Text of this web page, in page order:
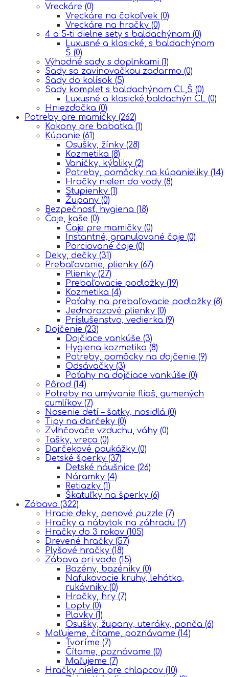
Vreckáre (0)
Vreckáre na čokoľvek (0)
Vreckáre na hračky (0)
4 a 5-ti dielne sety s baldachýnom (0)
Luxusné a klasické, s baldachýnom
Š (0)
Výhodné sady s doplnkami (1)
Sady sa zavinovačkou zadarmo (0)
Sady do kolísok (5)
Sady komplet s baldachýnom CL,Š (0)
Luxusné a klasické,baldachýn CL (0)
Hniezdočka (0)
Potreby pre mamičky (262)
Kokony pre babatka (1)
Kúpanie (61)
Osušky, žínky (28)
Kozmetika (8)
Vaničky, kýbliky (2)
Potreby, pomôcky na kúpanieliky (14)
Hračky nielen do vody (8)
Stupienky (1)
Župany (0)
Bezpečnosť, hygiena (18)
Čaje, kaše (0)
Čaje pre mamičky (0)
Instantné, granulované čaje (0)
Porciované čaje (0)
Deky, dečky (31)
Prebaľovanie, plienky (67)
Plienky (27)
Prebaľovacie podložky (19)
Kozmetika (4)
Poťahy na prebaľovacie podložky (8)
Jednorazové plienky (0)
Príslušenstvo, vedierka (9)
Dojčenie (23)
Dojčiace vankúše (3)
Hygiena kozmetika (8)
Potreby, pomôcky na dojčenie (9)
Odsávačky (3)
Poťahy na dojčiace vankúše (0)
Pôrod (14)
Potreby na umývanie fliaš, gumených
cumlíkov (7)
Nosenie detí – šatky, nosidlá (0)
Tipy na darčeky (0)
Zvlhčovače vzduchu, váhy (0)
Tašky, vreca (0)
Darčekové poukážky (0)
Detské šperky (37)
Detské náušnice (26)
Náramky (4)
Retiazky (1)
Škatuľky na šperky (6)
Zábava (322)
Hracie deky, penové puzzle (7)
Hračky a nábytok na záhradu (7)
Hračky do 3 rokov (105)
Drevené hračky (57)
Plyšové hračky (18)
Zábava pri vode (15)
Bazény, bazéniky (0)
Nafukovacie kruhy, lehátka,
rukávniky (0)
Hračky, hry (7)
Lopty (0)
Plavky (1)
Osušky, župany, uteráky, ponča (6)
Maľujeme, čítame, poznávame (14)
Tvoríme (7)
Čítame, poznávame (0)
Maľujeme (7)
Hračky nielen pre chlapcov (10)